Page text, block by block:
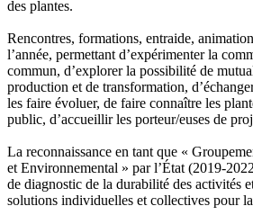
des plantes.
Rencontres, formations, entraide,
l’année, permettant d’expérimenter la
commun, d’explorer la possibilité de
production et de transformation,
les faire évoluer, de faire connaître les
public, d’accueillir les porteur/euses de
La reconnaissance en tant que «
et Environnemental » par l’État (2019-
de diagnostic de la durabilité des activités
solutions individuelles et collectives pour